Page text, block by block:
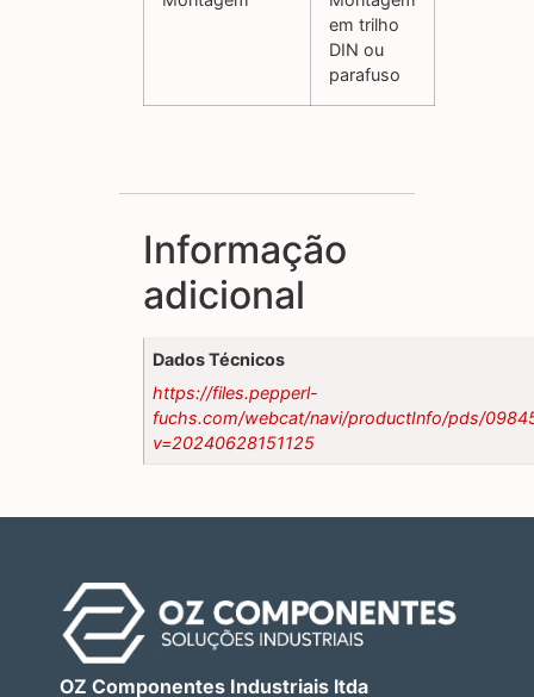
em trilho
DIN ou
parafuso
Informação
adicional
Dados Técnicos
https://files.pepperl-
fuchs.com/webcat/navi/productInfo/pds/
v=20240628151125
OZ Componentes Industriais ltda